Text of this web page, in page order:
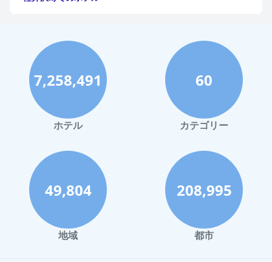
神戸市でのホテル
宮古島でのホテル
函館市でのホテル
ハワイイでのホテル
鎌倉市でのホテル
奈良市でのホテル
長野市でのホテル
大分市でのホテル
宮島でのホテル
7,258,491
ホテル
60
カテゴリー
49,804
地域
208,995
都市